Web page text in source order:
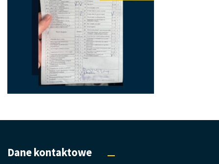
Dane kontaktowe